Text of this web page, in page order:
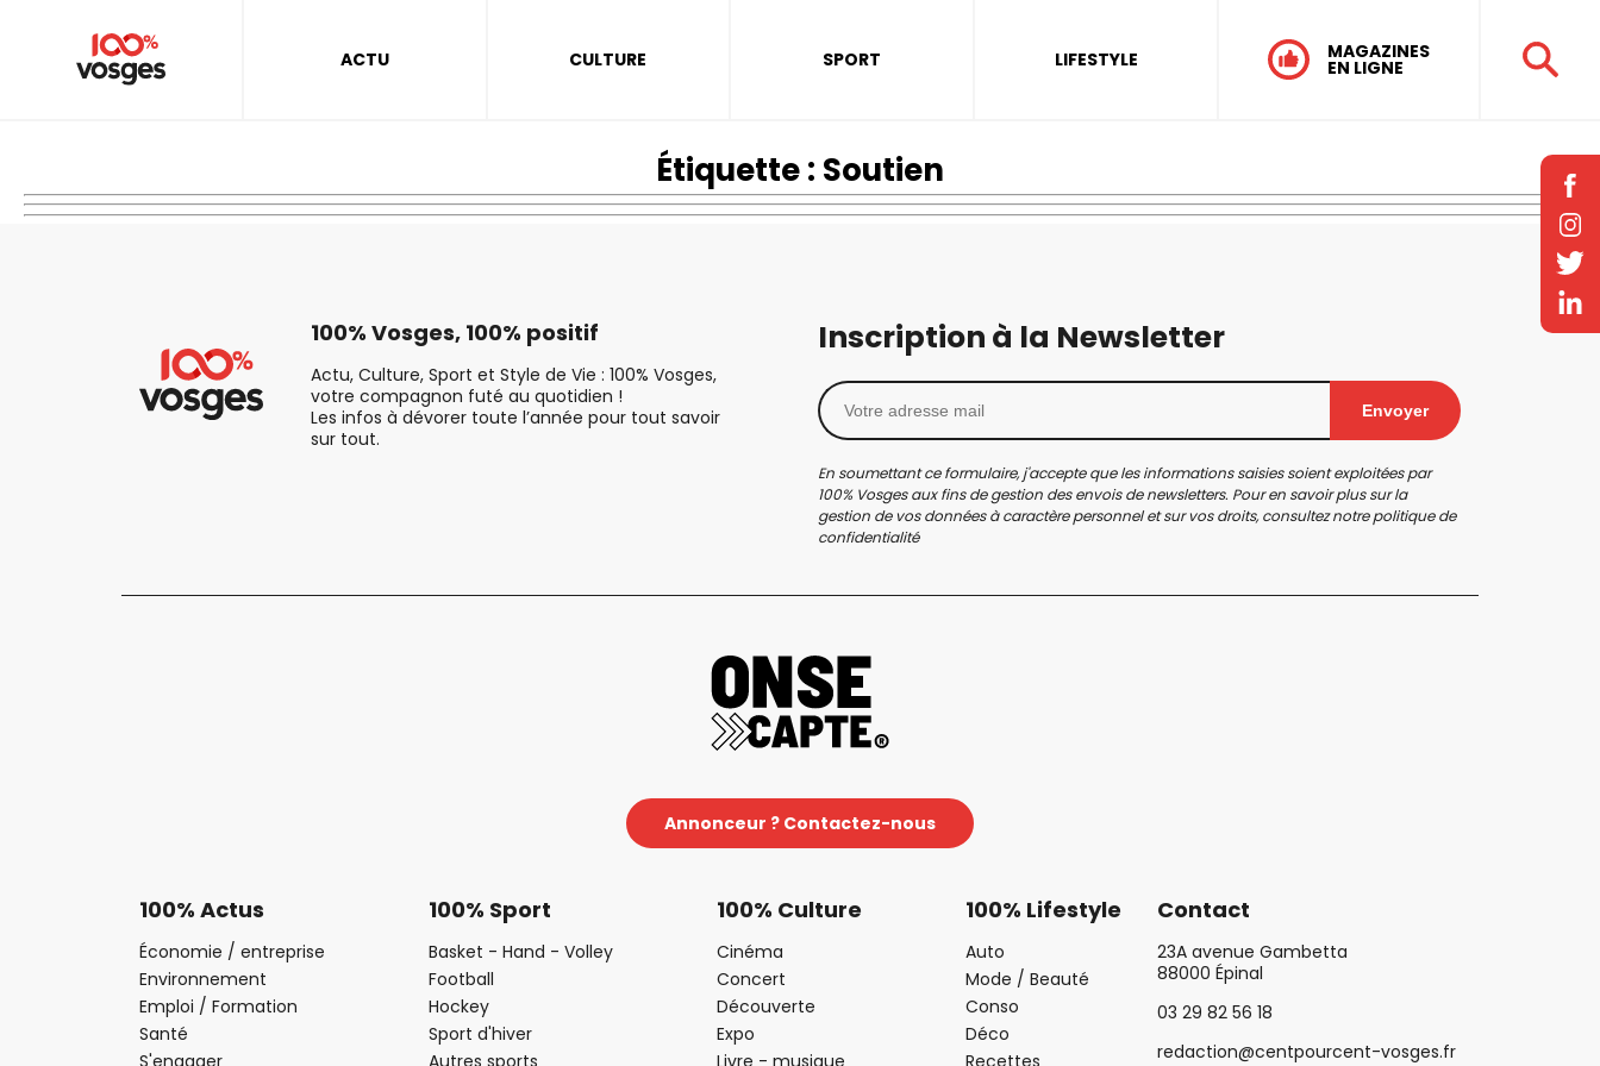
ACTU CULTURE SPORT LIFESTYLE MAGAZINES
EN LIGNE
Étiquette : Soutien
100% Vosges, 100% positif
Actu, Culture, Sport et Style de Vie : 100% Vosges,
votre compagnon futé au quotidien !
Les infos à dévorer toute l’année pour tout savoir
sur tout.
Inscription à la Newsletter
Envoyer
En soumettant ce formulaire, j'accepte que les informations saisies soient exploitées par
100% Vosges aux fins de gestion des envois de newsletters. Pour en savoir plus sur la
gestion de vos données à caractère personnel et sur vos droits, consultez notrepolitique de
confidentialité
Annonceur ? Contactez-nous
100% Actus
Économie / entreprise
Environnement
Emploi / Formation
Santé
S'engager
100% Sport
Basket - Hand - Volley
Football
Hockey
Sport d'hiver
Autres sports
100% Culture
Cinéma
Concert
Découverte
Expo
Livre - musique
100% Lifestyle
Auto
Mode / Beauté
Conso
Déco
Recettes
Contact
23A avenue Gambetta
88000 Épinal
03 29 82 56 18
redaction@centpourcent-vosges.fr